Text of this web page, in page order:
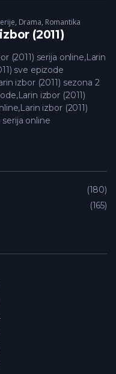
, Drama, Romantika
(2011)
(2011) serija online,Larin
sve epizode
izbor (2011) sezona 2
izbor (2011)
izbor (2011)
online
180
165